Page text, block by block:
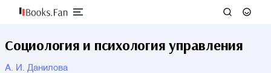
Социология и психология управления
А. И. Данилова